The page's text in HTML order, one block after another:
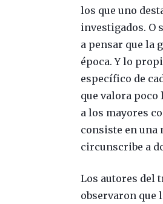
los que uno
investigados. O
a pensar que la
época. Y lo
específico de
que valora poco
a los mayores
consiste en una
circunscribe a
Los autores del
observaron que